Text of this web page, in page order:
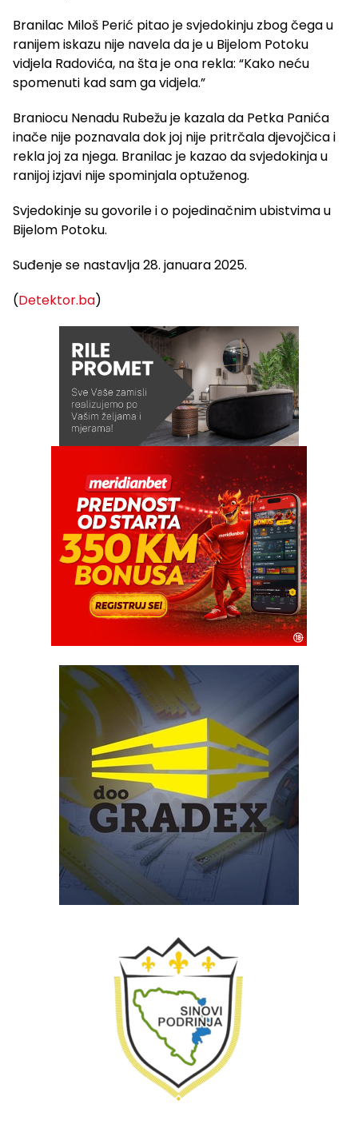
Branilac Miloš Perić pitao je svjedokinju zbog čega u
ranijem iskazu nije navela da je u Bijelom Potoku
vidjela Radovića, na šta je ona rekla: “Kako neću
spomenuti kad sam ga vidjela.”
Braniocu Nenadu Rubežu je kazala da Petka Panića
inače nije poznavala dok joj nije pritrčala djevojčica i
rekla joj za njega. Branilac je kazao da svjedokinja u
ranijoj izjavi nije spominjala optuženog.
Svjedokinje su govorile i o pojedinačnim ubistvima u
Bijelom Potoku.
Suđenje se nastavlja 28. januara 2025.
(Detektor.ba)